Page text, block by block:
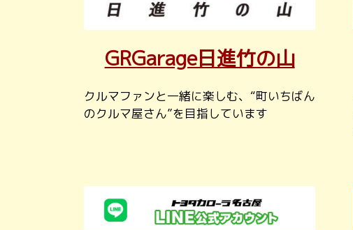
GRGarage日進竹の山
クルマファンと一緒に楽しむ、“町いちばん
のクルマ屋さん”を目指しています